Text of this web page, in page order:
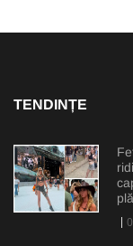
TENDINȚE